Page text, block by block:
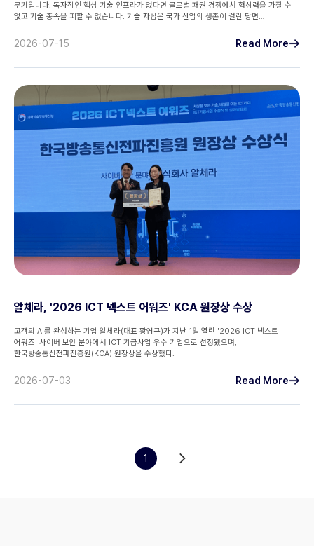
무기입니다. 독자적인 핵심 기술 인프라가 없다면 글로벌 패권 경쟁에서 협상력을 가질 수
없고 기술 종속을 피할 수 없습니다. 기술 자립은 국가 산업의 생존이 걸린 당면
2026-07-15 Read More
알체라, '2026 ICT 넥스트 어워즈' KCA 원장상 수상
고객의 AI를 완성하는 기업 알체라(대표 황영규)가 지난 1일 열린 '2026 ICT 넥스트
어워즈' 사이버 보안 분야에서 ICT 기금사업 우수 기업으로 선정됐으며,
한국방송통신전파진흥원(KCA) 원장상을 수상했다.
2026-07-03 Read More
1